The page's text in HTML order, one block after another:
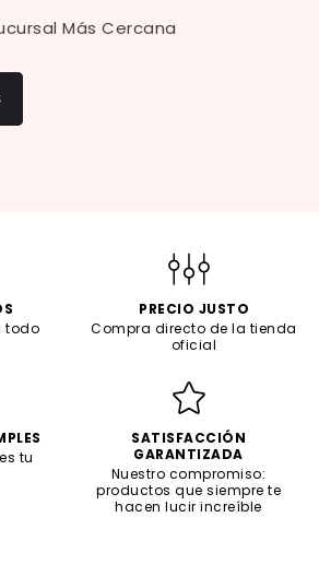
Más Cercana
todo
PRECIO JUSTO
Compra directo de la tienda
oficial
tu
SATISFACCIÓN
GARANTIZADA
Nuestro compromiso:
productos que siempre te
hacen lucir increíble